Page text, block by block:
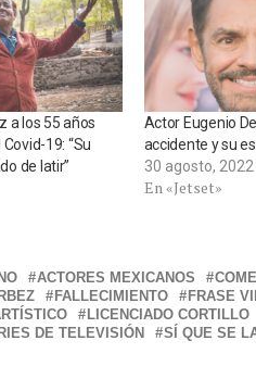
a los 55 años
19: “Su
de latir”
Actor Eugenio
accidente y su
30 agosto, 2022
En «Jetset»
ACTORES MEXICANOS
FALLECIMIENTO
FRASE
LICENCIADO CORTILLO
DE TELEVISIÓN
SÍ QUE SE